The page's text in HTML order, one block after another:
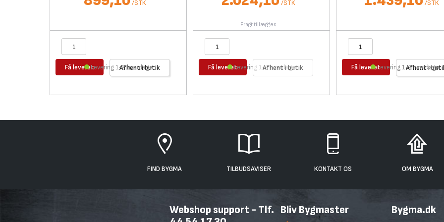
/STK
Få leveret Afhent i butik
Levering 1-2 hverdage
/STK
Fragt tillægges
Få leveret Afhent i butik
Levering 1-2 hverdage
/STK
Få leveret Afhent i
Levering 1-2 hverdage
FIND BYGMA TILBUDSAVISER KONTAKT OS OM BYGMA
Webshop support - Tlf. Bliv Bygmaster Bygma.dk